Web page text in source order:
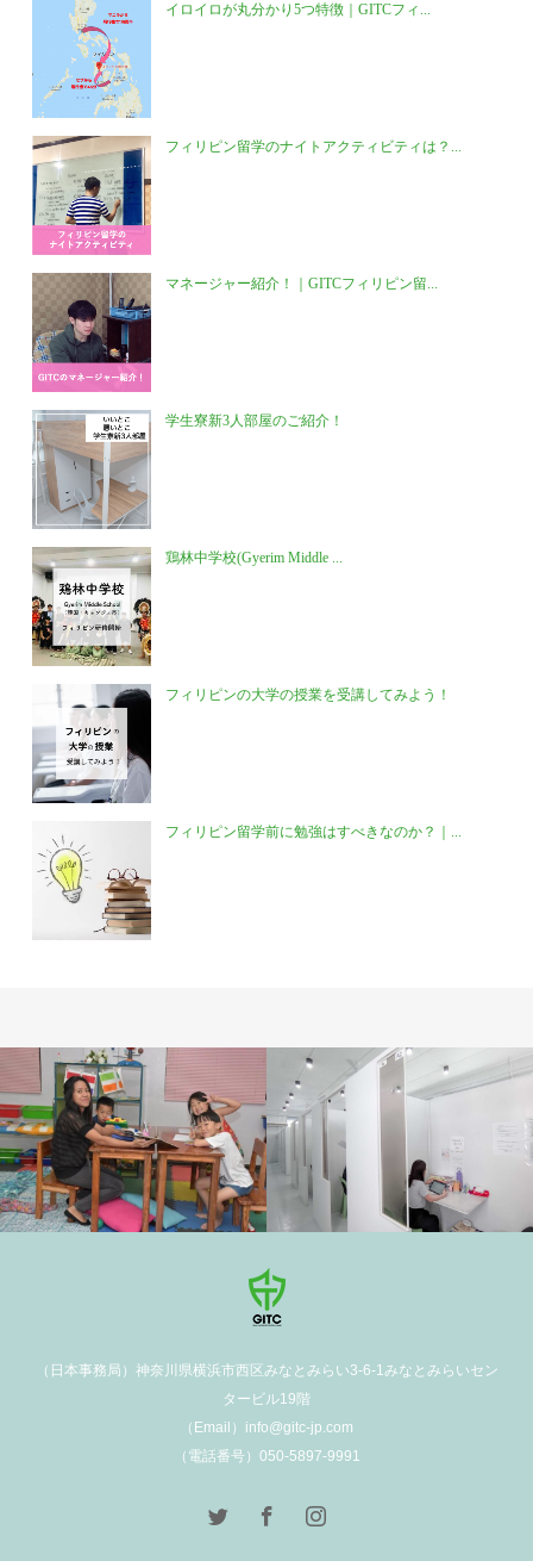
イロイロが丸分かり5つ特徴｜GITCフィ...
フィリピン留学のナイトアクティビティは？...
マネージャー紹介！｜GITCフィリピン留...
学生寮新3人部屋のご紹介！
鶏林中学校(Gyerim Middle ...
フィリピンの大学の授業を受講してみよう！
フィリピン留学前に勉強はすべきなのか？｜...
学校施設
（日本事務局）神奈川県横浜市西区みなとみらい3-6-1みなとみらいセン
タービル19階
（Email）info@gitc-jp.com
（電話番号）050-5897-9991